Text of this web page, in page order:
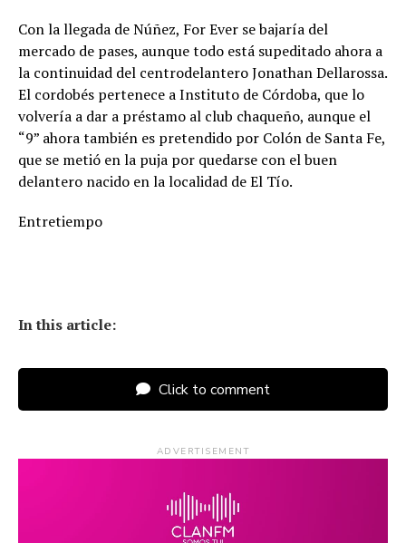
Con la llegada de Núñez, For Ever se bajaría del
mercado de pases, aunque todo está supeditado ahora a
la continuidad del centrodelantero Jonathan Dellarossa.
El cordobés pertenece a Instituto de Córdoba, que lo
volvería a dar a préstamo al club chaqueño, aunque el
“9” ahora también es pretendido por Colón de Santa Fe,
que se metió en la puja por quedarse con el buen
delantero nacido en la localidad de El Tío.
Entretiempo
In this article:
Click to comment
ADVERTISEMENT